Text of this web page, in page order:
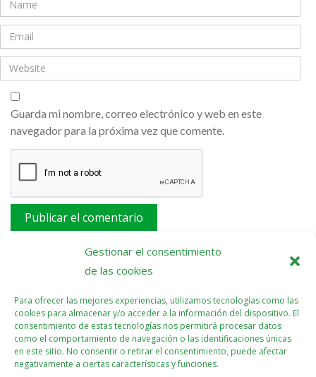
Gestionar el consentimiento
de las cookies
Para ofrecer las mejores experiencias, utilizamos tecnologías como las
cookies para almacenar y/o acceder a la información del dispositivo. El
consentimiento de estas tecnologías nos permitirá procesar datos
como el comportamiento de navegación o las identificaciones únicas
en este sitio. No consentir o retirar el consentimiento, puede afectar
negativamente a ciertas características y funciones.
Guarda mi nombre, correo electrónico y web en este
navegador para la próxima vez que comente.
Este sitio usa Akismet para reducir el spam.Aprende
cómo se procesan los datos de tus comentarios.